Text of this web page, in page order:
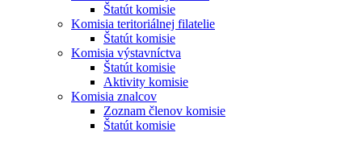
Štatút komisie
Komisia teritoriálnej filatelie
Štatút komisie
Komisia výstavníctva
Štatút komisie
Aktivity komisie
Komisia znalcov
Zoznam členov komisie
Štatút komisie